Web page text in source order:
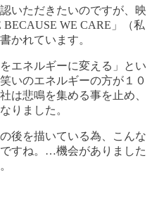
いただきたいのですが、映
WE CARE」（私
かれています。
エネルギーに変える」とい
いのエネルギーの方が１０
は悲鳴を集める事を止め、
りました。
後を描いている為、こんな
すね。…機会がありました